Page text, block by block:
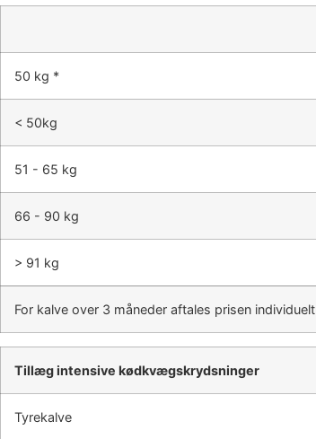
50 kg *
< 50kg
51 - 65 kg
66 - 90 kg
> 91 kg
For kalve over 3 måneder aftales prisen individuelt
Tillæg intensive kødkvægskrydsninger
Tyrekalve